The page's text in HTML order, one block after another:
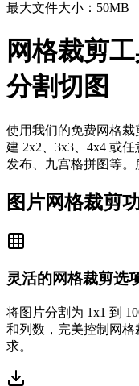
最大文件大小：50MB
网格裁剪
分割切图
使用我们的免费网格裁
建 2x2、3x3、4x4 或
发布、九宫格拼图等。
图片网格裁剪
灵活的网格裁剪选
将图片分割为 1x1 到
和列数，完美控制网
求。